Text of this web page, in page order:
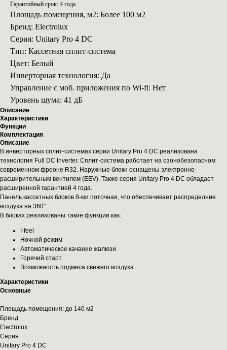
Гарантийный срок: 4 года
Площадь помещения, м2: Более 100 м2
Бренд: Electrolux
Серия: Unitary Pro 4 DC
Тип: Кассетная сплит-система
Цвет: Белый
Инверторная технология: Да
Управление с моб. приложения по Wi-fi: Нет
Уровень шума: 41 дБ
Описание
Характеристики
Функции
Комплектация
Описание
В инверторных сплит-системах серии Unitary Pro 4 DC реализована
технология Full DC Inverter. Сплит-система работает на озонобезопасном
современном фреоне R32. Наружные блоки оснащены электронно-
расширительным вентилем (EEV). Также серия Unitary Pro 4 DC обладает
расширенной гарантией 4 года.
Панель кассетных блоков 8-ми поточная, что обеспечивает распределние
воздуха на 360°.
В блоках реализованы такие функции как:
I-feel
Ночной режим
Автоматическое качание жалюзи
Горячий старт
Возможность подмеса свежего воздуха
Характеристики
Основные
Площадь помещения: до 140 м2
Бренд
Electrolux
Серия
Unitary Pro 4 DC